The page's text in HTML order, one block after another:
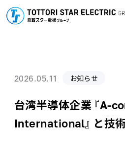
2026.05.11 お知らせ
台湾半導体企業『A-
International』と技